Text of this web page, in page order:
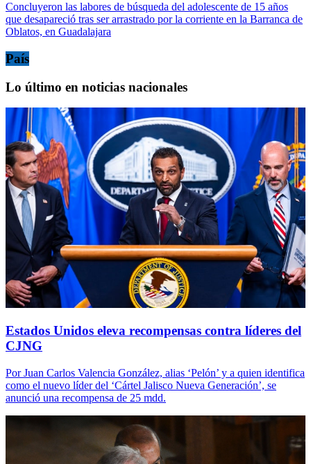
Concluyeron las labores de búsqueda del adolescente de 15 años
que desapareció tras ser arrastrado por la corriente en la Barranca de
Oblatos, en Guadalajara
País
Lo último en noticias nacionales
Estados Unidos eleva recompensas contra líderes del
CJNG
Por Juan Carlos Valencia González, alias ‘Pelón’ y a quien identifica
como el nuevo líder del ‘Cártel Jalisco Nueva Generación’, se
anunció una recompensa de 25 mdd.